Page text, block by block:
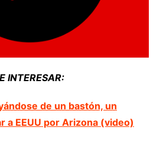
INTERESAR:
de un bastón, un
a EEUU por Arizona (video)